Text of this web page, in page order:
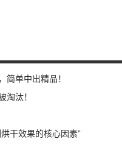
简单中出精品！
淘汰！
干效果的核心因素”